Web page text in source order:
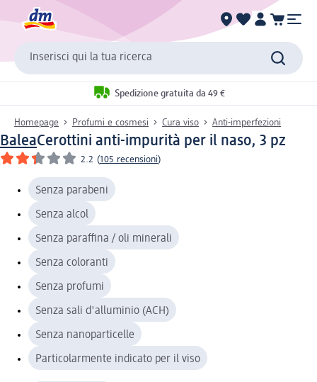
Inserisci qui la tua ricerca
Spedizione gratuita da 49 €
Homepage Profumi e cosmesi Cura viso Anti-imperfezioni
BaleaCerottini anti-impurità per il naso, 3 pz
2.2 (105 recensioni)
Senza parabeni
Senza alcol
Senza paraffina / oli minerali
Senza coloranti
Senza profumi
Senza sali d'alluminio (ACH)
Senza nanoparticelle
Particolarmente indicato per il viso